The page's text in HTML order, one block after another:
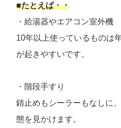
■たとえば・・
・給湯器やエアコン室外機
10年以上使っているものは
が起きやすいです。
・階段手すり
錆止めもシーラーもなしに
態を見かけます。